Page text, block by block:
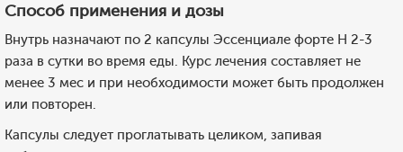
Способ применения и дозы
Внутрь назначают по 2 капсулы Эссенциале форте Н 2-3
раза в сутки во время еды. Курс лечения составляет не
менее 3 мес и при необходимости может быть продолжен
или повторен.
Капсулы следует проглатывать целиком, запивая